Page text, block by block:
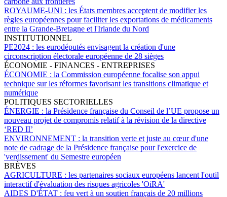
ROYAUME-UNI : les États membres acceptent de modifier les
règles européennes pour faciliter les exportations de médicaments
entre la Grande-Bretagne et l'Irlande du Nord
INSTITUTIONNEL
PE2024 : les eurodéputés envisagent la création d'une
circonscription électorale européenne de 28 sièges
ÉCONOMIE - FINANCES - ENTREPRISES
ÉCONOMIE : la Commission européenne focalise son appui
technique sur les réformes favorisant les transitions climatique et
numérique
POLITIQUES SECTORIELLES
ÉNERGIE : la Présidence française du Conseil de l’UE propose un
nouveau projet de compromis relatif à la révision de la directive
‘RED II’
ENVIRONNEMENT : la transition verte et juste au cœur d'une
note de cadrage de la Présidence française pour l'exercice de
'verdissement' du Semestre européen
BRÈVES
AGRICULTURE : les partenaires sociaux européens lancent l'outil
interactif d'évaluation des risques agricoles 'OiRA'
AIDES D'ÉTAT : feu vert à un soutien français de 20 millions